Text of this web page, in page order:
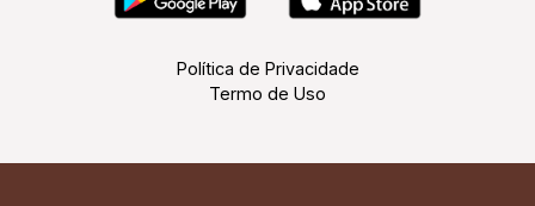
Política de Privacidade
Termo de Uso